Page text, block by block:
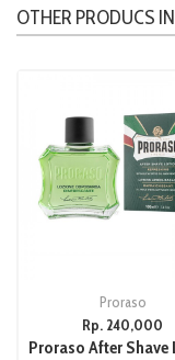
OTHER PRODUCS
Proraso
Rp. 240,000
Proraso After Shave